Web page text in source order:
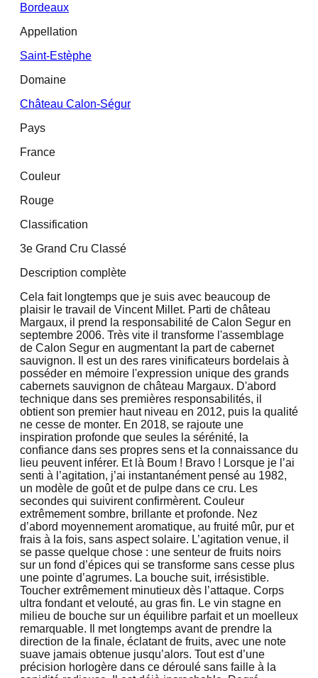
Bordeaux
Appellation
Saint-Estèphe
Domaine
Château Calon-Ségur
Pays
France
Couleur
Rouge
Classification
3e Grand Cru Classé
Description complète
Cela fait longtemps que je suis avec beaucoup de
plaisir le travail de Vincent Millet. Parti de château
Margaux, il prend la responsabilité de Calon Segur en
septembre 2006. Très vite il transforme l'assemblage
de Calon Segur en augmentant la part de cabernet
sauvignon. Il est un des rares vinificateurs bordelais à
posséder en mémoire l'expression unique des grands
cabernets sauvignon de château Margaux. D'abord
technique dans ses premières responsabilités, il
obtient son premier haut niveau en 2012, puis la qualité
ne cesse de monter. En 2018, se rajoute une
inspiration profonde que seules la sérénité, la
confiance dans ses propres sens et la connaissance du
lieu peuvent inférer. Et là Boum ! Bravo ! Lorsque je l’ai
senti à l’agitation, j’ai instantanément pensé au 1982,
un modèle de goût et de pulpe dans ce cru. Les
secondes qui suivirent confirmèrent. Couleur
extrêmement sombre, brillante et profonde. Nez
d’abord moyennement aromatique, au fruité mûr, pur et
frais à la fois, sans aspect solaire. L’agitation venue, il
se passe quelque chose : une senteur de fruits noirs
sur un fond d’épices qui se transforme sans cesse plus
une pointe d’agrumes. La bouche suit, irrésistible.
Toucher extrêmement minutieux dès l’attaque. Corps
ultra fondant et velouté, au gras fin. Le vin stagne en
milieu de bouche sur un équilibre parfait et un moelleux
remarquable. Il met longtemps avant de prendre la
direction de la finale, éclatant de fruits, avec une note
suave jamais obtenue jusqu’alors. Tout est d’une
précision horlogère dans ce déroulé sans faille à la